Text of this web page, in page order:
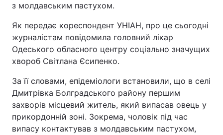
з молдавським пастухом.
Як передає кореспондент УНІАН, про це сьогодні
журналістам повідомила головний лікар
Одеського обласного центру соціально значущих
хвороб Світлана Єсипенко.
За її словами, епідеміологи встановили, що в селі
Дмитрівка Болградського району першим
захворів місцевий житель, який випасав овець у
прикордонній зоні. Зокрема, чоловік під час
випасу контактував з молдавським пастухом,